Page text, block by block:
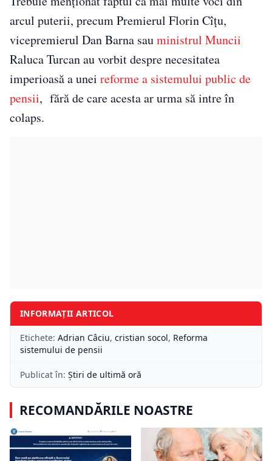
arcul puterii, precum Premierul Florin Cîțu,
vicepremierul Dan Barna sauministrul Muncii
Raluca Turcan au vorbit despre necesitatea
imperioasă a unei reforme a sistemului public de
pensii, fără de care acesta ar urma să intre în
colaps.
INFORMAȚII ARTICOL
Etichete: Adrian Câciu, cristian socol, Reforma
sistemului de pensii
Publicat în: Știri de ultimă oră
RECOMANDĂRILE NOASTRE